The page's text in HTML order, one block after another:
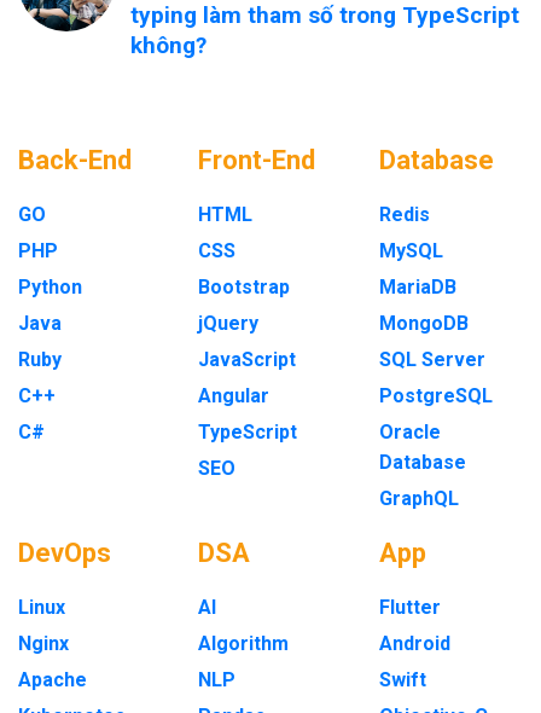
typing làm tham số trong TypeScript
không?
Back-End
GO
PHP
Python
Java
Ruby
C++
C#
Front-End
HTML
CSS
Bootstrap
jQuery
JavaScript
Angular
TypeScript
SEO
Database
Redis
MySQL
MariaDB
MongoDB
SQL Server
PostgreSQL
Oracle
Database
GraphQL
DevOps
Linux
Nginx
Apache
DSA
AI
Algorithm
NLP
App
Flutter
Android
Swift